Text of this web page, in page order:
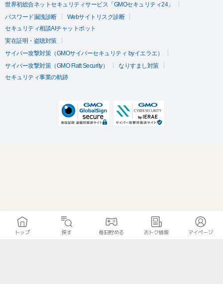
世界初総合ネットセキュリティサービス「GMOセキュリティ24」
パスワード漏洩診断
Webサイトリスク診断
セキュリティ相談AIチャットボット
実在証明・盗聴対策
サイバー攻撃対策（GMOサイバーセキュリティ byイエラエ）
サイバー攻撃対策（GMO Flatt Security）
なりすまし対策
セキュリティ事業の軌跡
トップ 探す 毎日貯める おトク情報 マイページ